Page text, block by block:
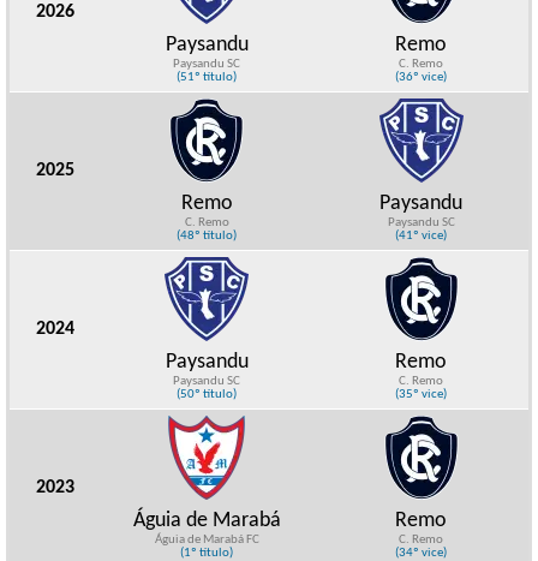
2026
Paysandu
Paysandu SC
(51º título)
Remo
C. Remo
(36º vice)
2025
Remo
C. Remo
(48º título)
Paysandu
Paysandu SC
(41º vice)
2024
Paysandu
Paysandu SC
(50º título)
Remo
C. Remo
(35º vice)
2023
Águia de Marabá
Águia de Marabá FC
(1º título)
Remo
C. Remo
(34º vice)